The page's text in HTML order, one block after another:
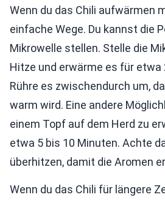
Wenn du das Chili aufwärmen
einfache Wege. Du kannst die
Mikrowelle stellen. Stelle die
Hitze und erwärme es für etwa
Rühre es zwischendurch um,
warm wird. Eine andere
einem Topf auf dem Herd zu
etwa 5 bis 10 Minuten. Achte
überhitzen, damit die Aromen
Wenn du das Chili für längere